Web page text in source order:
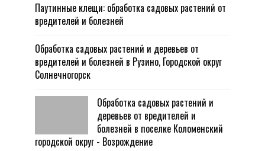
Паутинные клещи: обработка садовых растений от
вредителей и болезней
Обработка садовых растений и деревьев от
вредителей и болезней в Рузино, Городской округ
Солнечногорск
Обработка садовых растений и
деревьев от вредителей и
болезней в поселке Коломенский
городской округ - Возрождение